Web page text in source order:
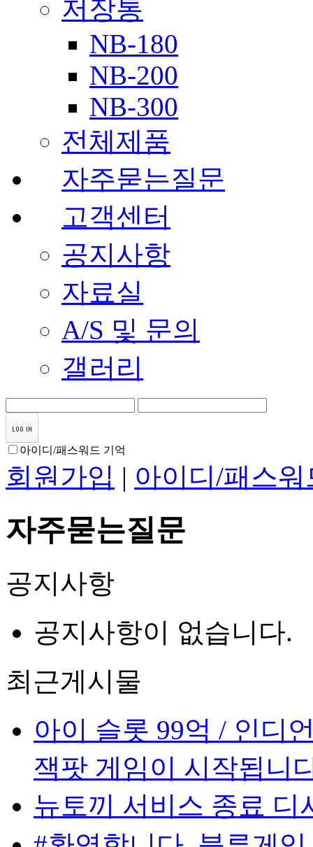
저장통
NB-180
NB-200
NB-300
전체제품
자주묻는질문
고객센터
공지사항
자료실
A/S 및 문의
갤러리
아이디/패스워드 기억
회원가입 | 아이디/패스
자주묻는질문
공지사항
공지사항이 없습니다.
최근게시물
아이 슬롯 99억 / 인디
잭팟 게임이 시작됩니
뉴토끼 서비스 종료 디